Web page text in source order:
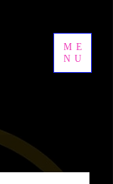
ME
NU